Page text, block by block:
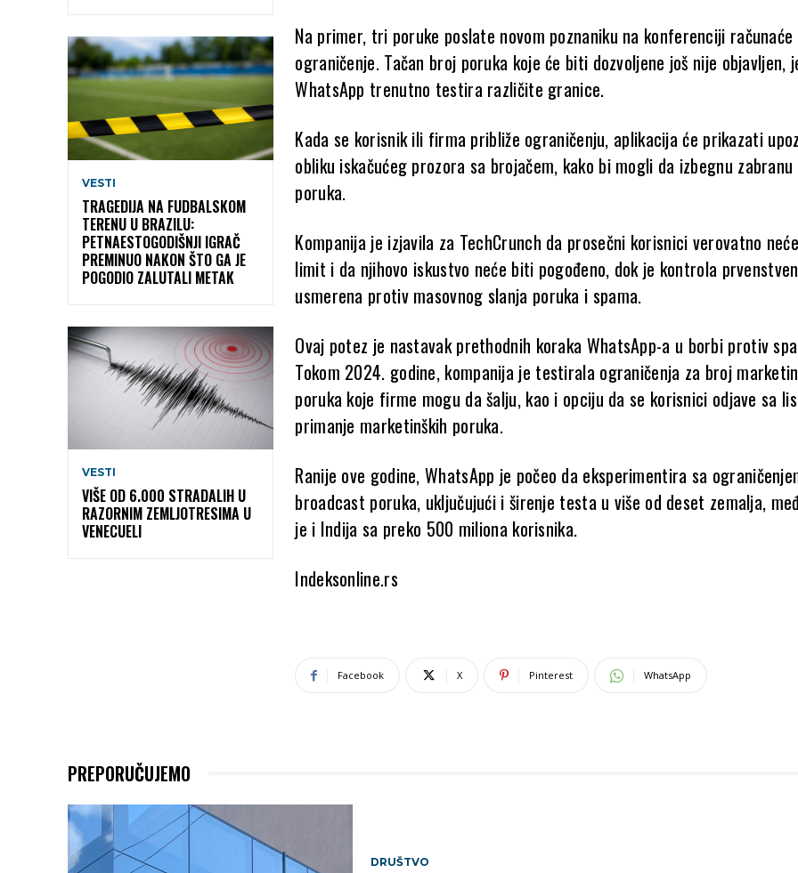
VESTI
TRAGEDIJA NA FUDBALSKOM
TERENU U BRAZILU:
PETNAESTOGODIŠNJI IGRAČ
PREMINUO NAKON ŠTO GA JE
POGODIO ZALUTALI METAK
VESTI
VIŠE OD 6.000 STRADALIH U
RAZORNIM ZEMLJOTRESIMA U
VENECUELI
Na primer, tri poruke poslate novom poznaniku na konferenciji računaće
ograničenje. Tačan broj poruka koje će biti dozvoljene još nije objavljen,
WhatsApp trenutno testira različite granice.
Kada se korisnik ili firma približe ograničenju, aplikacija će prikazati
obliku iskačućeg prozora sa brojačem, kako bi mogli da izbegnu
poruka.
Kompanija je izjavila za TechCrunch da prosečni korisnici verovatno
limit i da njihovo iskustvo neće biti pogođeno, dok je kontrola
usmerena protiv masovnog slanja poruka i spama.
Ovaj potez je nastavak prethodnih koraka WhatsApp-a u borbi protiv
Tokom 2024. godine, kompanija je testirala ograničenja za broj
poruka koje firme mogu da šalju, kao i opciju da se korisnici odjave sa
primanje marketinških poruka.
Ranije ove godine, WhatsApp je počeo da eksperimentira sa
broadcast poruka, uključujući i širenje testa u više od deset zemalja,
je i Indija sa preko 500 miliona korisnika.
Indeksonline.rs
Facebook X Pinterest WhatsApp
PREPORUČUJEMO
DRUŠTVO